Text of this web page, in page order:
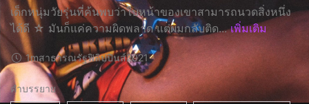
เด็กหนุ่มวัยรุ่นที่ค้นพบว่าใบหน้าของเขาสามารถนวดสิ่งหนึ่ง
ได้ดี ☆ มันก็แค่ความผิดพลาด แต่ผมกลับติด... เพิ่มเติม
1mสาธารณรัฐฟิลิปปินส์2021
คำบรรยาย